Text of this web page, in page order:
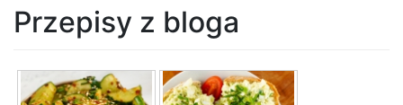
Przepisy z bloga